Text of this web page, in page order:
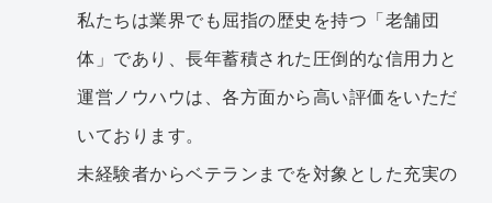
私たちは業界でも屈指の歴史を持つ「老舗団
体」であり、長年蓄積された圧倒的な信用力と
運営ノウハウは、各方面から高い評価をいただ
いております。
未経験者からベテランまでを対象とした充実の